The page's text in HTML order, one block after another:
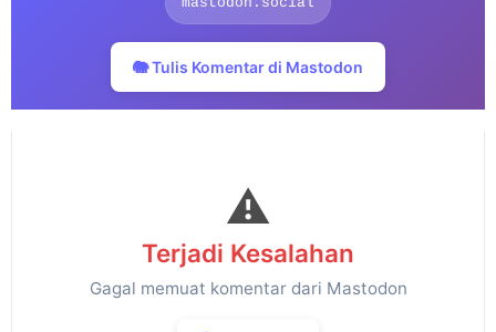
🐘 Tulis Komentar di Mastodon
⚠️
Terjadi Kesalahan
Gagal memuat komentar dari Mastodon